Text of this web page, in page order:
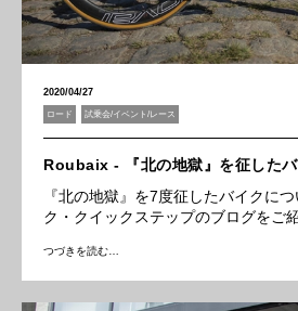
2020/04/27
ロード 試乗会/イベント/レース
Roubaix - 『北の地獄』を征したバ
『北の地獄』を7度征したバイクに
ク・クイックステップのブログをご
つづきを読む…